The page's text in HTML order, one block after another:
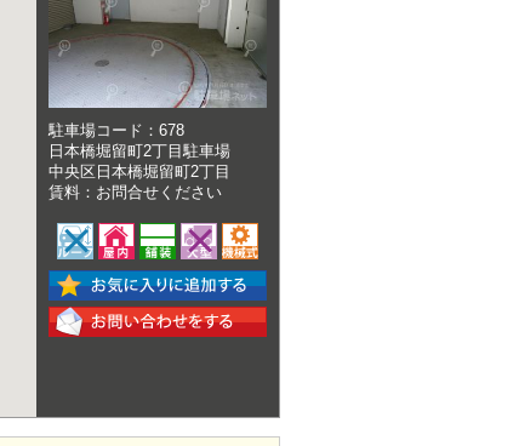
駐車場コード：678
日本橋堀留町2丁目駐車場
中央区日本橋堀留町2丁目
賃料：お問合せください